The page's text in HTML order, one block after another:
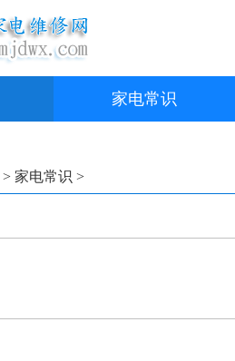
家电常识
> 家电常识 >